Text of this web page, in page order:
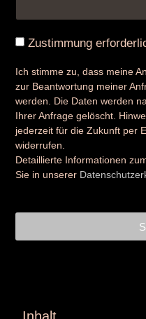
Zustimmung
Ich stimme zu, dass meine
zur Beantwortung meiner
werden. Die Daten werden
Ihrer Anfrage gelöscht.
jederzeit für die Zukunft per
widerrufen.
Detaillierte Informationen
Sie in unserer